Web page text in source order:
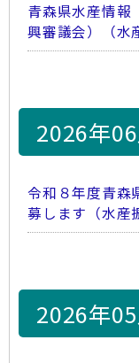
青森県水産情報
興審議会）（水
2026年
令和８年度青森
募します（水産
2026年